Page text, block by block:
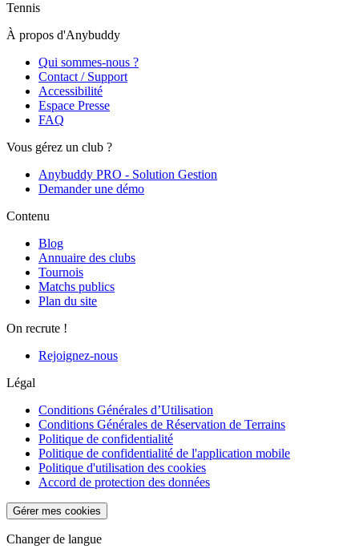
Tennis
À propos d'Anybuddy
Qui sommes-nous ?
Contact / Support
Accessibilité
Espace Presse
FAQ
Vous gérez un club ?
Anybuddy PRO - Solution Gestion
Demander une démo
Contenu
Blog
Annuaire des clubs
Tournois
Matchs publics
Plan du site
On recrute !
Rejoignez-nous
Légal
Conditions Générales d’Utilisation
Conditions Générales de Réservation de Terrains
Politique de confidentialité
Politique de confidentialité de l'application mobile
Politique d'utilisation des cookies
Accord de protection des données
Gérer mes cookies
Changer de langue